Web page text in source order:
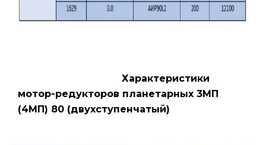
Характеристики
мотор-редукторов планетарных 3МП
(4МП) 80 (двухступенчатый)